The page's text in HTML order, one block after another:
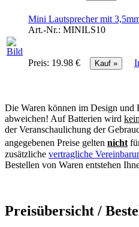
Mini Lautsprecher mit
Art.-Nr.: MINILS10
Preis: 19.98 €
Die Waren können im Design und
abweichen! Auf Batterien wird
der Veranschaulichung der
angegebenen Preise gelten nicht
zusätzliche vertragliche
Bestellen von Waren entstehen
Preisübersicht /